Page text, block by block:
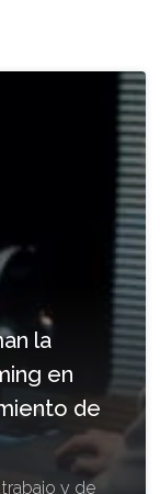
la
en
de
y de